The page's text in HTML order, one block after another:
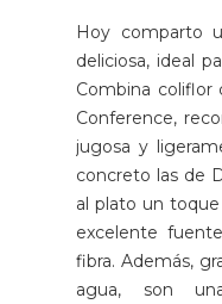
Hoy comparto
deliciosa, ideal
Combina coliflor
Conference,
jugosa y
concreto las de
al plato un toque
excelente
fibra. Además,
agua, son